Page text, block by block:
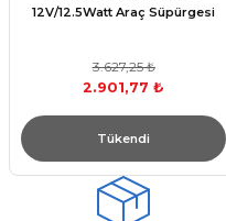
12V/12.5Watt Araç Süpürgesi
3.627,25 ₺
2.901,77 ₺
Tükendi